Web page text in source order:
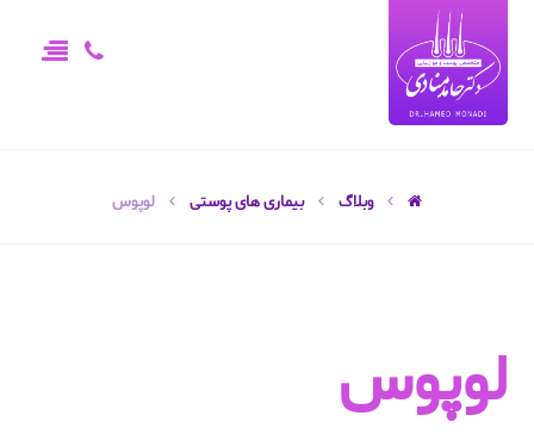
وبلاگ بیماری های پوستی لوپوس
لوپوس